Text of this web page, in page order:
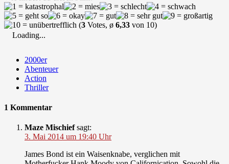
(3 Votes, ø 6,33 von 10)
Loading...
2000er
Abenteuer
Action
Thriller
1 Kommentar
Maze Mischief sagt:
3. Mai 2014 um 19:40 Uhr
James Bond ist ein Waisenknabe, verglichen mit